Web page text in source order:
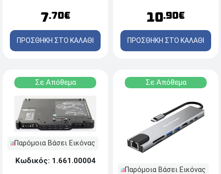
7.70€
ΠΡΟΣΘΗΚΗ ΣΤΟ ΚΑΛΑΘΙ
10.90€
ΠΡΟΣΘΗΚΗ ΣΤΟ ΚΑΛΑΘΙ
Σε Απόθεμα
Παρόμοια Βάσει Εικόνας
Κωδικός: 1.661.00004
Σε Απόθεμα
Παρόμοια Βάσει Εικόνας